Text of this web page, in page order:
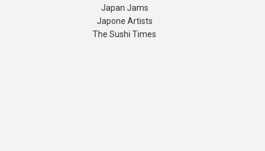
Japan Jams
Japone Artists
The Sushi Times